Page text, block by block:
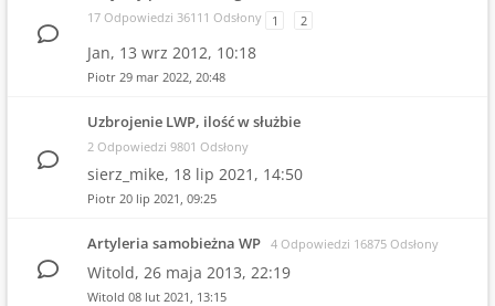
17 Odpowiedzi 36111 Odsłony 1 2
Jan, 13 wrz 2012, 10:18
Piotr 29 mar 2022, 20:48
Uzbrojenie LWP, ilość w służbie
2 Odpowiedzi 9801 Odsłony
sierz_mike, 18 lip 2021, 14:50
Piotr 20 lip 2021, 09:25
Artyleria samobieżna WP 4 Odpowiedzi 16875 Odsłony
Witold, 26 maja 2013, 22:19
Witold 08 lut 2021, 13:15